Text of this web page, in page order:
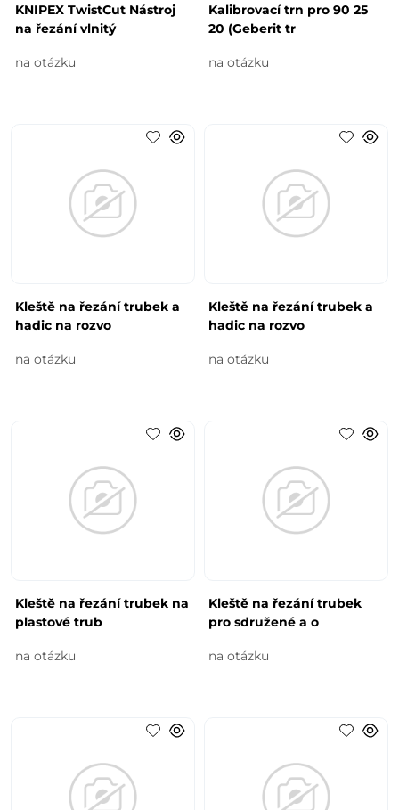
KNIPEX TwistCut Nástroj
na řezání vlnitý
na otázku
Kalibrovací trn pro 90 25
20 (Geberit tr
na otázku
Kleště na řezání trubek a
hadic na rozvo
na otázku
Kleště na řezání trubek a
hadic na rozvo
na otázku
Kleště na řezání trubek na
plastové trub
na otázku
Kleště na řezání trubek
pro sdružené a o
na otázku